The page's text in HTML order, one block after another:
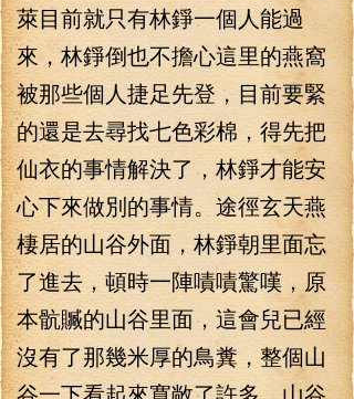
萊目前就只有林錚一個人能過
來，林錚倒也不擔心這里的燕窩
被那些個人捷足先登，目前要緊
的還是去尋找七色彩棉，得先把
仙衣的事情解決了，林錚才能安
心下來做別的事情。途徑玄天燕
棲居的山谷外面，林錚朝里面忘
了進去，頓時一陣嘖嘖驚嘆，原
本骯贓的山谷里面，這會兒已經
沒有了那幾米厚的鳥糞，整個山